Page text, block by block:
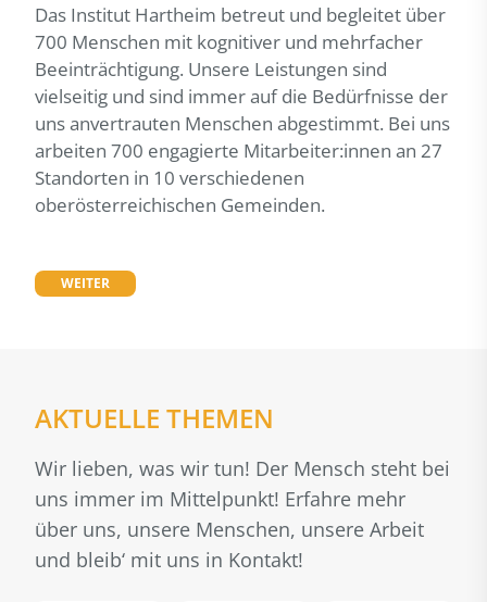
Das Institut Hartheim betreut und begleitet über
700 Menschen mit kognitiver und mehrfacher
Beeinträchtigung. Unsere Leistungen sind
vielseitig und sind immer auf die Bedürfnisse der
uns anvertrauten Menschen abgestimmt. Bei uns
arbeiten 700 engagierte Mitarbeiter:innen an 27
Standorten in 10 verschiedenen
oberösterreichischen Gemeinden.
WEITER
AKTUELLE THEMEN
Wir lieben, was wir tun! Der Mensch steht bei
uns immer im Mittelpunkt! Erfahre mehr
über uns, unsere Menschen, unsere Arbeit
und bleib‘ mit uns in Kontakt!